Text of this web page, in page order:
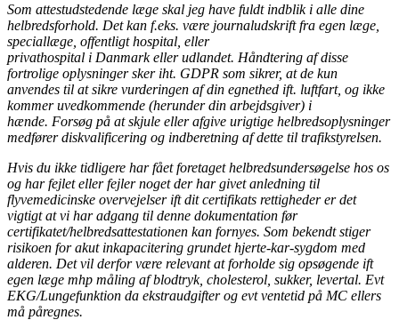
Som attestudstedende læge skal jeg have fuldt indblik i alle dine
helbredsforhold. Det kan f.eks. være journaludskrift fra egen læge,
speciallæge, offentligt hospital, eller
privathospital i Danmark eller udlandet. Håndtering af disse
fortrolige oplysninger sker iht. GDPR som sikrer, at de kun
anvendes til at sikre vurderingen af din egnethed ift. luftfart, og ikke
kommer uvedkommende (herunder din arbejdsgiver) i
hænde. Forsøg på at skjule eller afgive urigtige helbredsoplysninger
medfører diskvalificering og indberetning af dette til trafikstyrelsen.
Hvis du ikke tidligere har fået foretaget helbredsundersøgelse hos os
og har fejlet eller fejler noget der har givet anledning til
flyvemedicinske overvejelser ift dit certifikats rettigheder er det
vigtigt at vi har adgang til denne dokumentation før
certifikatet/helbredsattestationen kan fornyes. Som bekendt stiger
risikoen for akut inkapacitering grundet hjerte-kar-sygdom med
alderen. Det vil derfor være relevant at forholde sig opsøgende ift
egen læge mhp måling af blodtryk, cholesterol, sukker, levertal. Evt
EKG/Lungefunktion da ekstraudgifter og evt ventetid på MC ellers
må påregnes.